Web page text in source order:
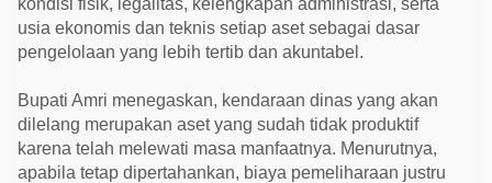
g
B
a
k
D
i
l
e
l
kondisi fisik, legalitas, kelengkapan administrasi, serta
usia ekonomis dan teknis setiap aset sebagai dasar
pengelolaan yang lebih tertib dan akuntabel.
Bupati Amri menegaskan, kendaraan dinas yang akan
dilelang merupakan aset yang sudah tidak produktif
karena telah melewati masa manfaatnya. Menurutnya,
apabila tetap dipertahankan, biaya pemeliharaan justru